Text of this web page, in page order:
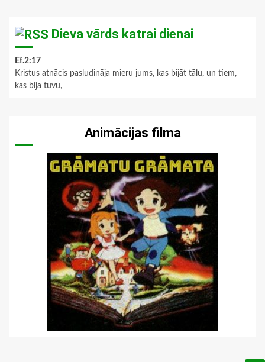
Dieva vārds katrai dienai
Ef.2:17
Kristus atnācis pasludināja mieru jums, kas bijāt tālu, un tiem,
kas bija tuvu,
Animācijas filma